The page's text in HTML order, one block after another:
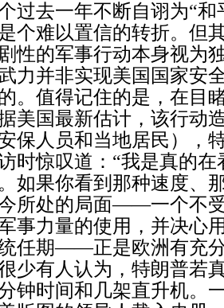
去一年不断自诩为“和
个难以置信的转折。
性的军事行动本身视为
力并非实现美国国家安
。值得记住的是，在目
美国最新估计，该行动
保人员和当地居民），
时惊叹道：“我是真的
如果你看到那种速度
处的局面——一个不受
事力量的使用，并决心
任期——正是欧洲有充
少有人认为，特朗普若
钟时间和几架直升机。